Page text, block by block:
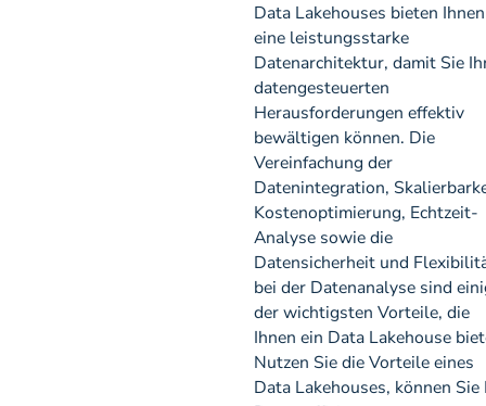
Data Lakehouses bieten Ihnen
eine leistungsstarke
Datenarchitektur, damit Sie
datengesteuerten
Herausforderungen effektiv
bewältigen können. Die
Vereinfachung der
Datenintegration,
Kostenoptimierung, Echtzeit-
Analyse sowie die
Datensicherheit und
bei der Datenanalyse sind
der wichtigsten Vorteile, die
Ihnen ein Data Lakehouse
Nutzen Sie die Vorteile eines
Data Lakehouses, können Sie